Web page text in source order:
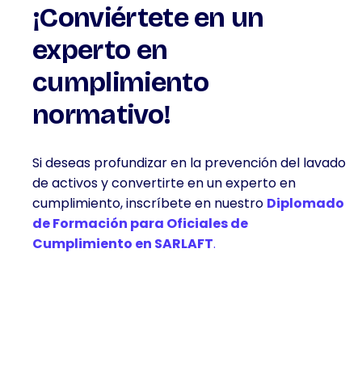
¡Conviértete en un
experto en
cumplimiento
normativo!
Si deseas profundizar en la prevención del lavado
de activos y convertirte en un experto en
cumplimiento, inscríbete en nuestro Diplomado
de Formación para Oficiales de
Cumplimiento en SARLAFT.